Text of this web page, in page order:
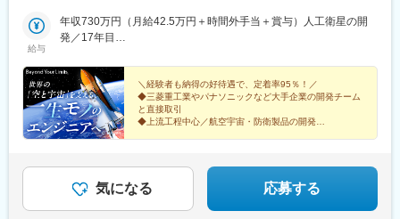
グループ └大阪府 門真市、守口市 、大阪市 ・NECグループ └福
岡市中央区、早良区 など ＜関西＞大阪府／兵庫県／京都府／滋賀
県／鳥取県／島根県／山口県／徳島県＜九州＞福岡県／熊本県／
長崎県／鹿児島県／宮崎県／佐賀県／大分県※テクニカルセンタ
ー・サテライトオフィスあり※マイカー通勤可※受動喫煙対策あ
り：喫煙所あり（屋外）
東駅、熊本城・市役所前駅、小倉駅(福岡県)、姫路駅、岡山駅、大
波止駅、烏丸駅、伊丹駅(福知山線)、櫛田神社前駅、県庁前駅(広
給与
年収730万円（月給42.5万円＋時間外手当＋賞与）人工衛星の開
発／17年目
ム開発／5年目
＼経験者も納得の好待遇で、定着率95％！／
◆三菱重工業やパナソニックなど大手企業の開発チーム
と直接取引
◆上流工程中心／航空宇宙・防衛製品の開発
気になる 応募する